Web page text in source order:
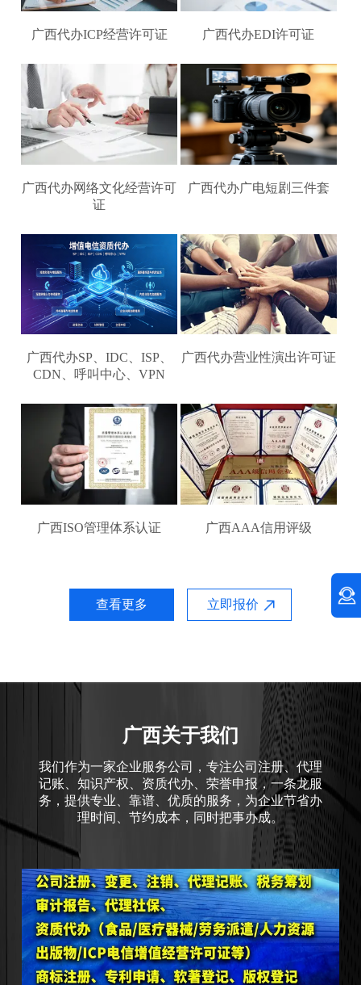
广西代办ICP经营许可证 广西代办EDI许可证
广西代办网络文化经营许可
证
广西代办广电短剧三件套
广西代办SP、IDC、ISP、
CDN、呼叫中心、VPN
广西代办营业性演出许可证
广西ISO管理体系认证 广西AAA信用评级
查看更多 立即报价
广西关于我们
我们作为一家企业服务公司，专注公司注册、代理
记账、知识产权、资质代办、荣誉申报，一条龙服
务，提供专业、靠谱、优质的服务，为企业节省办
理时间、节约成本，同时把事办成。